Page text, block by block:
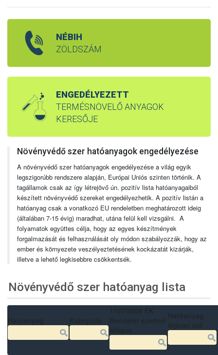
NÉBIH
ZÖLDSZÁM
ENGEDÉLYEZETT
TERMÉSNÖVELŐ ANYAGOK
KERESŐJE
Növényvédő szer hatóanyagok engedélyezése
A növényvédő szer hatóanyagok engedélyezése a világ egyik
legszigorúbb rendszere alapján, Európai Uniós szinten történik. A
tagállamok csak az így létrejövő ún. pozitív lista hatóanyagaiból
készített növényvédő szereket engedélyezhetik. A pozitív listán a
hatóanyag csak a vonatkozó EU rendeletben meghatározott ideig
(általában 7-15 évig) maradhat, utána felül kell vizsgálni. A
folyamatok együttes célja, hogy az egyes készítmények
forgalmazását és felhasználását oly módon szabályozzák, hogy az
ember és környezete veszélyeztetésének kockázatát kizárják,
illetve a lehető legkisebbre csökkentsék.
Növényvédő szer hatóanyag lista